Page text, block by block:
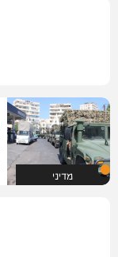
מדיני